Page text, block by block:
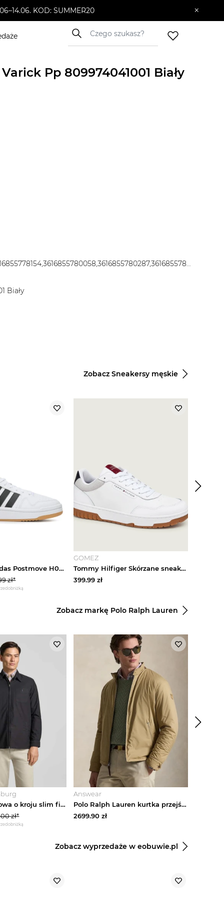
KOD: SUMMER20 ×
Pp 809974041001 Biały
3616855775726,3616855776662,3616855777348,3616855778154,3616855780058,3616855780287,3616855780416,3616855780478,3616855780508,3616855780874,3616855780935
Biały
Zobacz Sneakersy męskie
Sneakersy adidas Postmove H00462 Biały
zł*
obniżką
GOMEZ
Tommy Hilfiger Skórzane sneakersy Basket Core biały
399.99 zł
Zobacz markę Polo Ralph Lauren
Kurtka koszulowa o kroju slim fit z kołnierzykiem typu kent Polo Ralph Lauren Czarny
zł*
obniżką
Answear
Polo Ralph Lauren kurtka przejściowa męska beżowy
2699.90 zł
Zobacz wyprzedaże w eobuwie.pl